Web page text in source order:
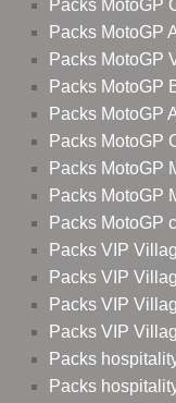
Packs MotoGP
Packs MotoGP
Packs MotoGP
Packs MotoGP
Packs MotoGP
Packs MotoGP
Packs MotoGP
Packs MotoGP
Packs MotoGP
Packs VIP
Packs VIP
Packs VIP
Packs VIP
Packs
Packs